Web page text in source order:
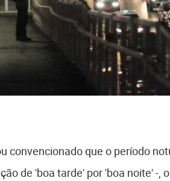
convencionado que o período
de 'boa tarde' por 'boa noite' -,